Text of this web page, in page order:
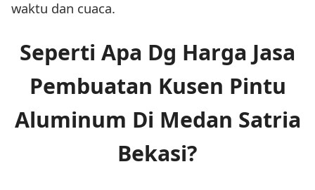
waktu dan cuaca.
Seperti Apa Dg Harga Jasa
Pembuatan Kusen Pintu
Aluminum Di Medan Satria
Bekasi?